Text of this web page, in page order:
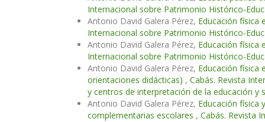
Internacional sobre Patrimonio Histórico-
Antonio David Galera Pérez, Educación física
Internacional sobre Patrimonio Histórico-
Antonio David Galera Pérez, Educación física
Internacional sobre Patrimonio Histórico-
Antonio David Galera Pérez, Educación física
orientaciones didácticas) , Cabás. Revista
y centros de interpretación de la educación y
Antonio David Galera Pérez, Educación física
complementarias escolares , Cabás. Revista